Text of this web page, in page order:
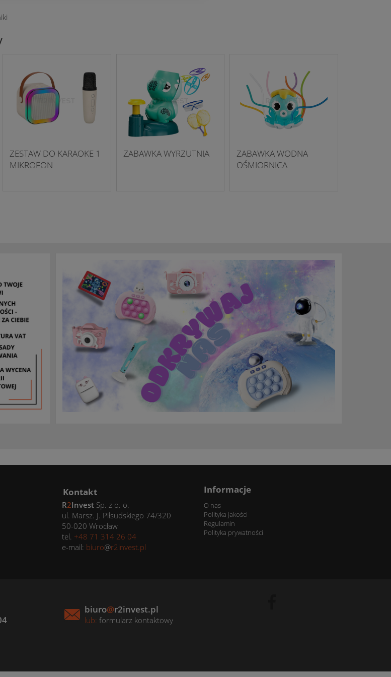
ZESTAW DO KARAOKE 1
MIKROFON
ZABAWKA WYRZUTNIA
ZABAWKA WODNA
OŚMIORNICA
Kontakt
R2Invest Sp. z o. o.
ul. Marsz. J. Piłsudskiego 74/320
50-020 Wrocław
tel. +48 71 314 26 04
e-mail: biuro@r2invest.pl
Informacje
O nas
Polityka jakości
Regulamin
Polityka prywatności
biuro@r2invest.pl
lub: formularz kontaktowy